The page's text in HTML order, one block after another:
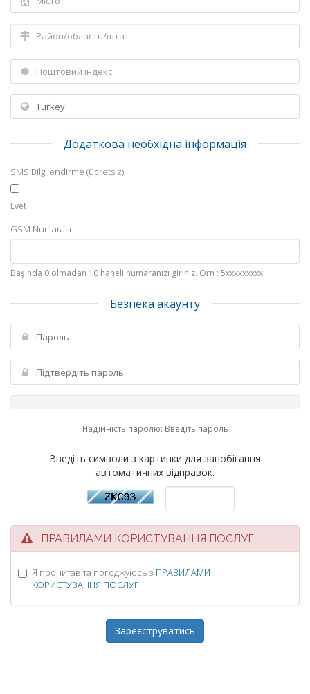
Додаткова необхідна інформація
SMS Bilgilendirme (ücretsiz)
Evet
GSM Numarası
Başında 0 olmadan 10 haneli numaranızı giriniz. Örn : 5xxxxxxxxx
Безпека акаунту
Надійність паролю: Введіть пароль
Введіть символи з картинки для запобігання
автоматичних відправок.
ПРАВИЛАМИ КОРИСТУВАННЯ ПОСЛУГ
Я прочитав та погоджуюсь з ПРАВИЛАМИ
КОРИСТУВАННЯ ПОСЛУГ